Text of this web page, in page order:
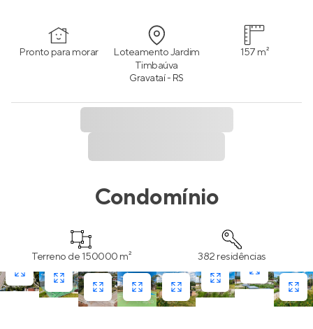
Pronto para morar
Loteamento Jardim
Timbaúva
Gravataí - RS
157 m²
Condomínio
Terreno de 150000 m² 382 residências